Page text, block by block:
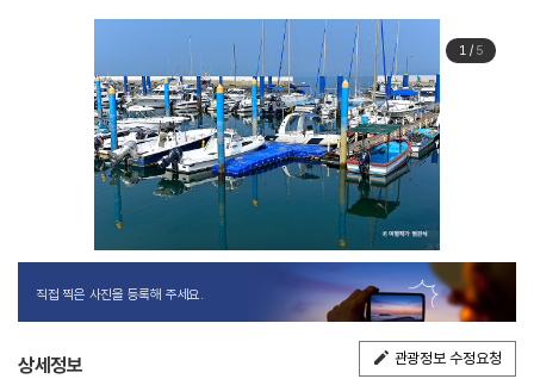
1/ 5
직접 찍은 사진을 등록해 주세요.
상세정보 관광정보 수정요청